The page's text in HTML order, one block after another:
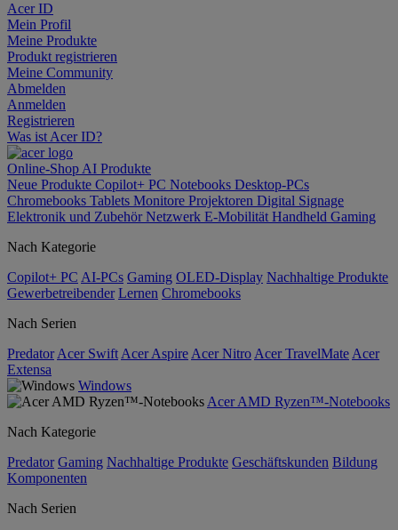
Acer ID
Mein Profil
Meine Produkte
Produkt registrieren
Meine Community
Abmelden
Anmelden
Registrieren
Was ist Acer ID?
Online-Shop AI Produkte
Neue Produkte Copilot+ PC Notebooks Desktop-PCs
Chromebooks Tablets Monitore Projektoren Digital Signage
Elektronik und ZubehörNetzwerk E-Mobilität Handheld Gaming
Nach Kategorie
Copilot+ PC AI-PCs Gaming OLED-Display Nachhaltige Produkte
Gewerbetreibender Lernen Chromebooks
Nach Serien
Predator Acer Swift Acer Aspire Acer Nitro Acer TravelMate Acer
Extensa
Windows
Acer AMD Ryzen™-Notebooks
Nach Kategorie
Predator Gaming Nachhaltige Produkte Geschäftskunden Bildung
Komponenten
Nach Serien